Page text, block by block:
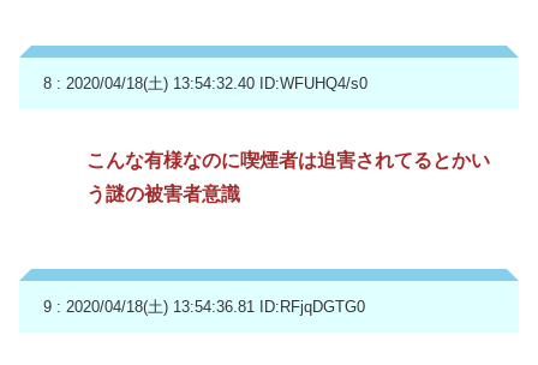
8 : 2020/04/18(土) 13:54:32.40 ID:WFUHQ4/s0
こんな有様なのに喫煙者は迫害されてるとかい
う謎の被害者意識
9 : 2020/04/18(土) 13:54:36.81 ID:RFjqDGTG0